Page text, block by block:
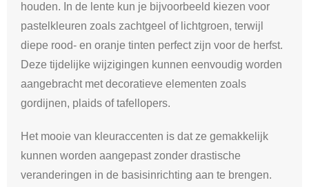
houden. In de lente kun je bijvoorbeeld kiezen voor
pastelkleuren zoals zachtgeel of lichtgroen, terwijl
diepe rood- en oranje tinten perfect zijn voor de herfst.
Deze tijdelijke wijzigingen kunnen eenvoudig worden
aangebracht met decoratieve elementen zoals
gordijnen, plaids of tafellopers.
Het mooie van kleuraccenten is dat ze gemakkelijk
kunnen worden aangepast zonder drastische
veranderingen in de basisinrichting aan te brengen.